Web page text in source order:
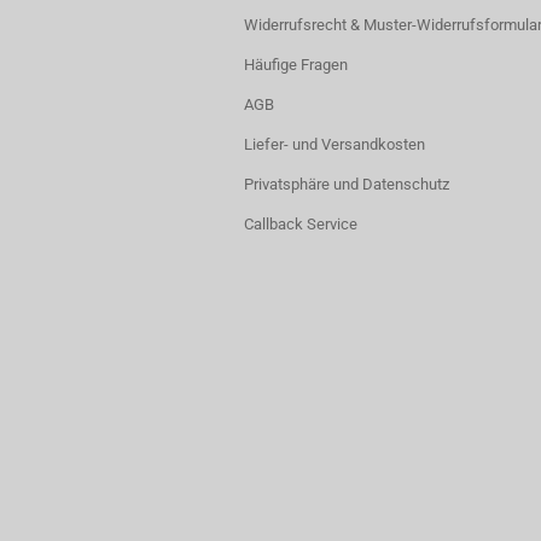
Widerrufsrecht & Muster-Widerrufsformular
Häufige Fragen
AGB
Liefer- und Versandkosten
Privatsphäre und Datenschutz
Callback Service